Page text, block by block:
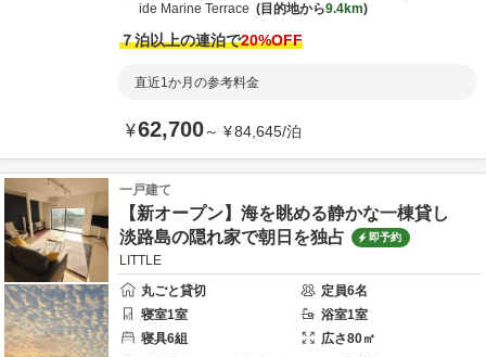
ide Marine Terrace
目的地から9.4km
７泊以上の連泊で20%OFF
直近1か月の参考料金
¥62,700～ ¥84,645/泊
一戸建て
【新オープン】海を眺める静かな一棟貸し
淡路島の隠れ家で朝日を独占
即予約
LITTLE
丸ごと貸切
定員6名
寝室1室 浴室1室
寝具6組 広さ80㎡